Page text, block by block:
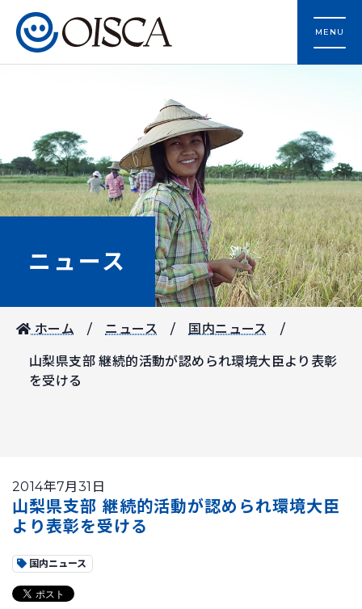
MENU
ニュース
ホーム ニュース 国内ニュース
山梨県支部 継続的活動が認められ環境大臣より表彰
を受ける
2014年7月31日
山梨県支部 継続的活動が認められ環境大臣
より表彰を受ける
国内ニュース